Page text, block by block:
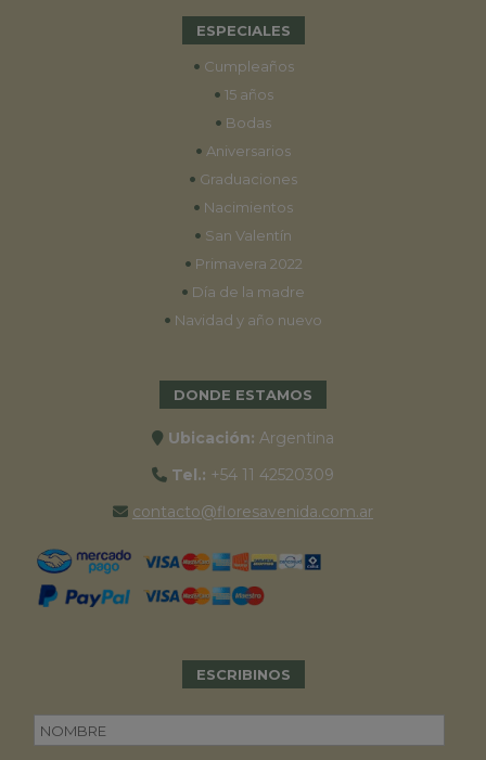
ESPECIALES
• Cumpleaños
• 15 años
• Bodas
• Aniversarios
• Graduaciones
• Nacimientos
• San Valentín
• Primavera 2022
• Día de la madre
• Navidad y año nuevo
DONDE ESTAMOS
Ubicación: Argentina
Tel.: +54 11 42520309
contacto@floresavenida.com.ar
ESCRIBINOS